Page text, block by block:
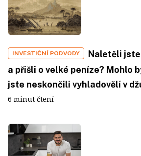
INVESTIČNÍ PODVODY
Naletěli
a přišli o velké peníze? Mohlo
jste neskončili vyhladovělí v
6 minut čtení